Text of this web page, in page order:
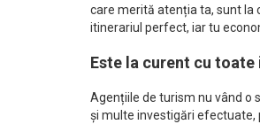
care merită atenția ta, sunt la
itinerariul perfect, iar tu
Este la curent cu
Agențiile de turism nu vând o
și multe investigări efectuate,